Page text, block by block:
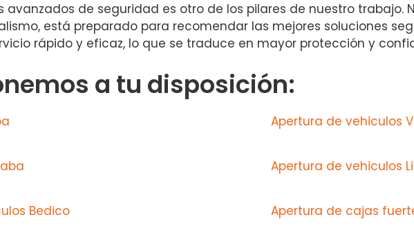
avanzados de seguridad es otro de los pilares de nuestro trabajo.
está preparado para recomendar las mejores soluciones
rápido y eficaz, lo que se traduce en mayor protección y
a tu disposición:
Apertura de vehiculos
Apertura de vehiculos
Bedico Apertura de cajas